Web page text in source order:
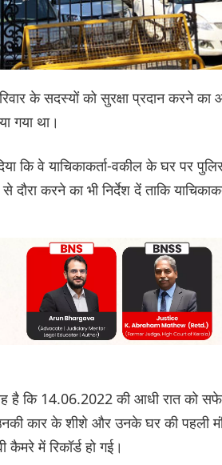
के सदस्यों को सुरक्षा प्रदान करने
गया था।
कि वे याचिकाकर्ता-वकील के घर पर
करने का भी निर्देश दें ताकि
है कि 14.06.2022 की आधी रात को
कार के शीशे और उनके घर की पहली
कैमरे में रिकॉर्ड हो गई।